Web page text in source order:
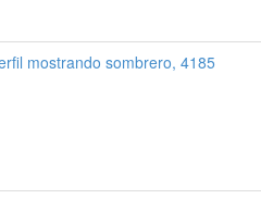
mostrando sombrero, 4185